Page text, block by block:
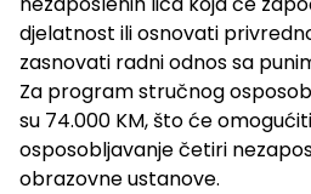
djelatnost ili osnovati
zasnovati radni odnos sa
Za program stručnog
su 74.000 KM, što će
osposobljavanje četiri
obrazovne ustanove.